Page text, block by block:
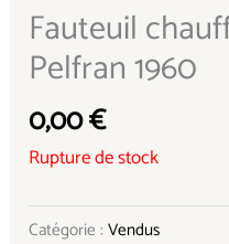
Fauteuil
Pelfran 1960
0,00€
Rupture de stock
Catégorie :Vendus